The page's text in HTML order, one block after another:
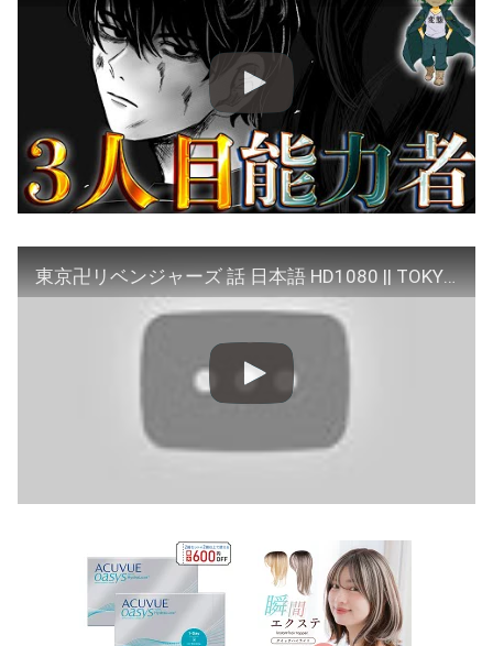
東京卍リベンジャーズ 話 日本語 HD1080 || TOKYO卍REVENGERS Chapter 271 Full HD